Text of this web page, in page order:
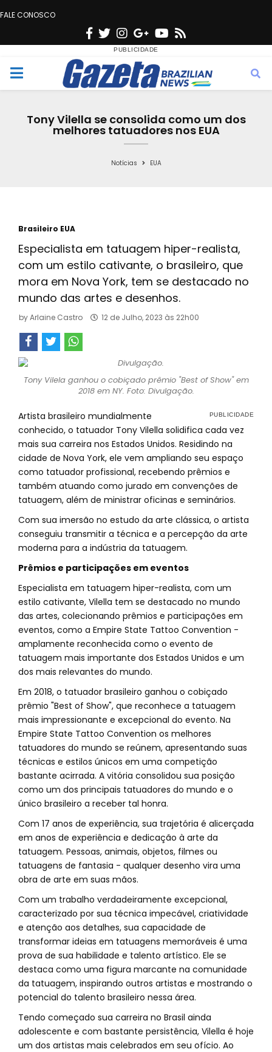
FALE CONOSCO
F
c
e
o
T
w
i
t
e
n
s
t
g
r
a
G
o
o
g
e
Y
u
t
b
s
M
Tony Vilella se consolida como um dos
melhores tatuadores nos EUA
Notícias EUA
Brasileiro EUA
Especialista em tatuagem hiper-realista,
com um estilo cativante, o brasileiro, que
mora em Nova York, tem se destacado no
mundo das artes e desenhos.
byArlaine Castro 12 de Julho, 2023 às 22h00
Tony Vilela ganhou o cobiçado prêmio "Best of Show" em
2018 em NY. Foto: Divulgação.
Artista brasileiro mundialmente
conhecido, o tatuador Tony Vilella solidifica cada vez
mais sua carreira nos Estados Unidos. Residindo na
cidade de Nova York, ele vem ampliando seu espaço
como tatuador profissional, recebendo prêmios e
também atuando como jurado em convenções de
tatuagem, além de ministrar oficinas e seminários.
Com sua imersão no estudo da arte clássica, o artista
conseguiu transmitir a técnica e a percepção da arte
moderna para a indústria da tatuagem.
Prêmios e participações em eventos
Especialista em tatuagem hiper-realista, com um
estilo cativante, Vilella tem se destacado no mundo
das artes, colecionando prêmios e participações em
eventos, como a Empire State Tattoo Convention -
amplamente reconhecida como o evento de
tatuagem mais importante dos Estados Unidos e um
dos mais relevantes do mundo.
Em 2018, o tatuador brasileiro ganhou o cobiçado
prêmio "Best of Show", que reconhece a tatuagem
mais impressionante e excepcional do evento. Na
Empire State Tattoo Convention os melhores
tatuadores do mundo se reúnem, apresentando suas
técnicas e estilos únicos em uma competição
bastante acirrada. A vitória consolidou sua posição
como um dos principais tatuadores do mundo e o
único brasileiro a receber tal honra.
Com 17 anos de experiência, sua trajetória é alicerçada
em anos de experiência e dedicação à arte da
tatuagem. Pessoas, animais, objetos, filmes ou
tatuagens de fantasia - qualquer desenho vira uma
obra de arte em suas mãos.
Com um trabalho verdadeiramente excepcional,
caracterizado por sua técnica impecável, criatividade
e atenção aos detalhes, sua capacidade de
transformar ideias em tatuagens memoráveis é uma
prova de sua habilidade e talento artístico. Ele se
destaca como uma figura marcante na comunidade
da tatuagem, inspirando outros artistas e mostrando o
potencial do talento brasileiro nessa área.
Tendo começado sua carreira no Brasil ainda
adolescente e com bastante persistência, Vilella é hoje
um dos artistas mais celebrados em seu ofício. Ao